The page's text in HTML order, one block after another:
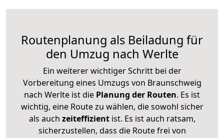
Routenplanung als Beiladung für
den Umzug nach Werlte
Ein weiterer wichtiger Schritt bei der
Vorbereitung eines Umzugs von Braunschweig
nach Werlte ist die Planung der Routen. Es ist
wichtig, eine Route zu wählen, die sowohl sicher
als auch zeiteffizientist. Es ist auch ratsam,
sicherzustellen, dass die Route frei von